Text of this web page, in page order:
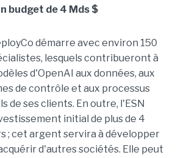
budget de 4 Mds $
démarre avec environ 150
lesquels contribueront à
d'OpenAI aux données, aux
de contrôle et aux processus
de ses clients. En outre, l'ESN
initial de plus de 4
; cet argent servira à développer
d'autres sociétés. Elle peut